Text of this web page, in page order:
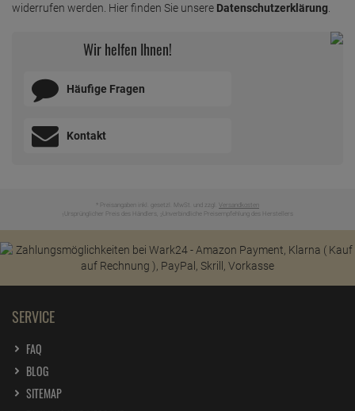
widerrufen werden. Hier finden Sie unsere Datenschutzerklärung
Wir helfen Ihnen!
Häufige Fragen
Kontakt
* Preisangaben inkl. gesetzl. MwSt. und zzgl. Versandkosten
Ursprünglicher Preis des Händlers, Unverbindliche Preisempfehlung des Herstellers
SERVICE
FAQ
BLOG
SITEMAP